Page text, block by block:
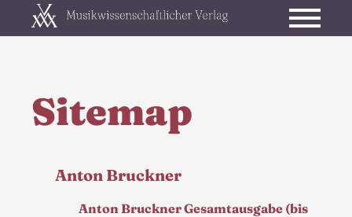
Sitemap
Anton Bruckner
Anton Bruckner Gesamtausgabe (bis